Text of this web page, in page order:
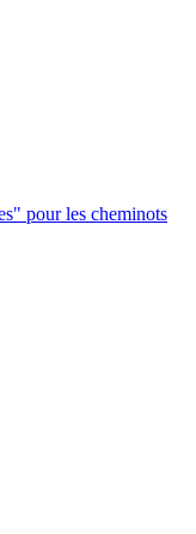
pour les cheminots